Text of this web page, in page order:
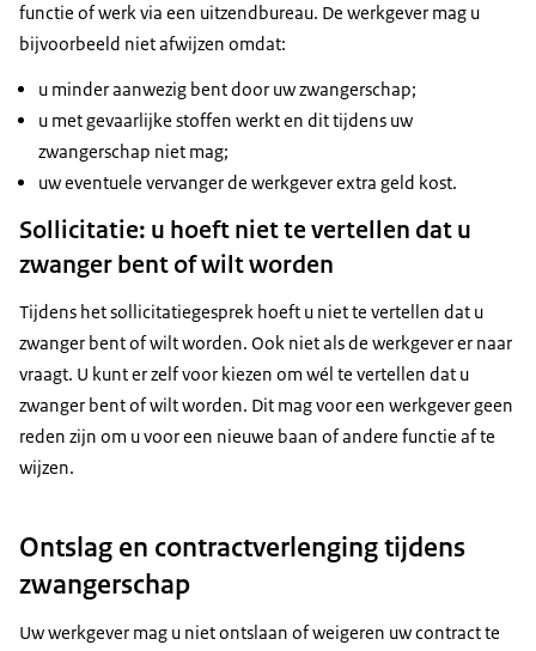
functie of werk via een uitzendbureau. De werkgever mag u
bijvoorbeeld niet afwijzen omdat:
u minder aanwezig bent door uw zwangerschap;
u met gevaarlijke stoffen werkt en dit tijdens uw
zwangerschap niet mag;
uw eventuele vervanger de werkgever extra geld kost.
Sollicitatie: u hoeft niet te vertellen dat u
zwanger bent of wilt worden
Tijdens het sollicitatiegesprek hoeft u niet te vertellen dat u
zwanger bent of wilt worden. Ook niet als de werkgever er naar
vraagt. U kunt er zelf voor kiezen om wél te vertellen dat u
zwanger bent of wilt worden. Dit mag voor een werkgever geen
reden zijn om u voor een nieuwe baan of andere functie af te
wijzen.
Ontslag en contractverlenging tijdens
zwangerschap
Uw werkgever mag u niet ontslaan of weigeren uw contract te